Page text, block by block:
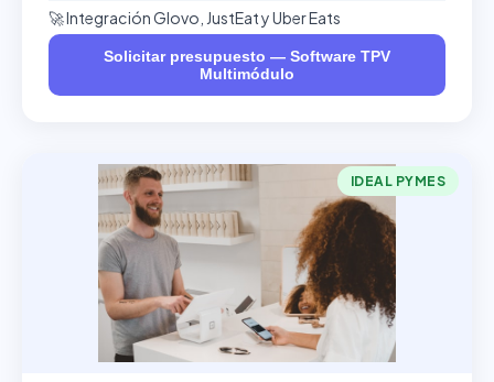
🚀 Integración Glovo, JustEat y Uber Eats
Solicitar presupuesto — Software TPV
Multimódulo
IDEAL PYMES